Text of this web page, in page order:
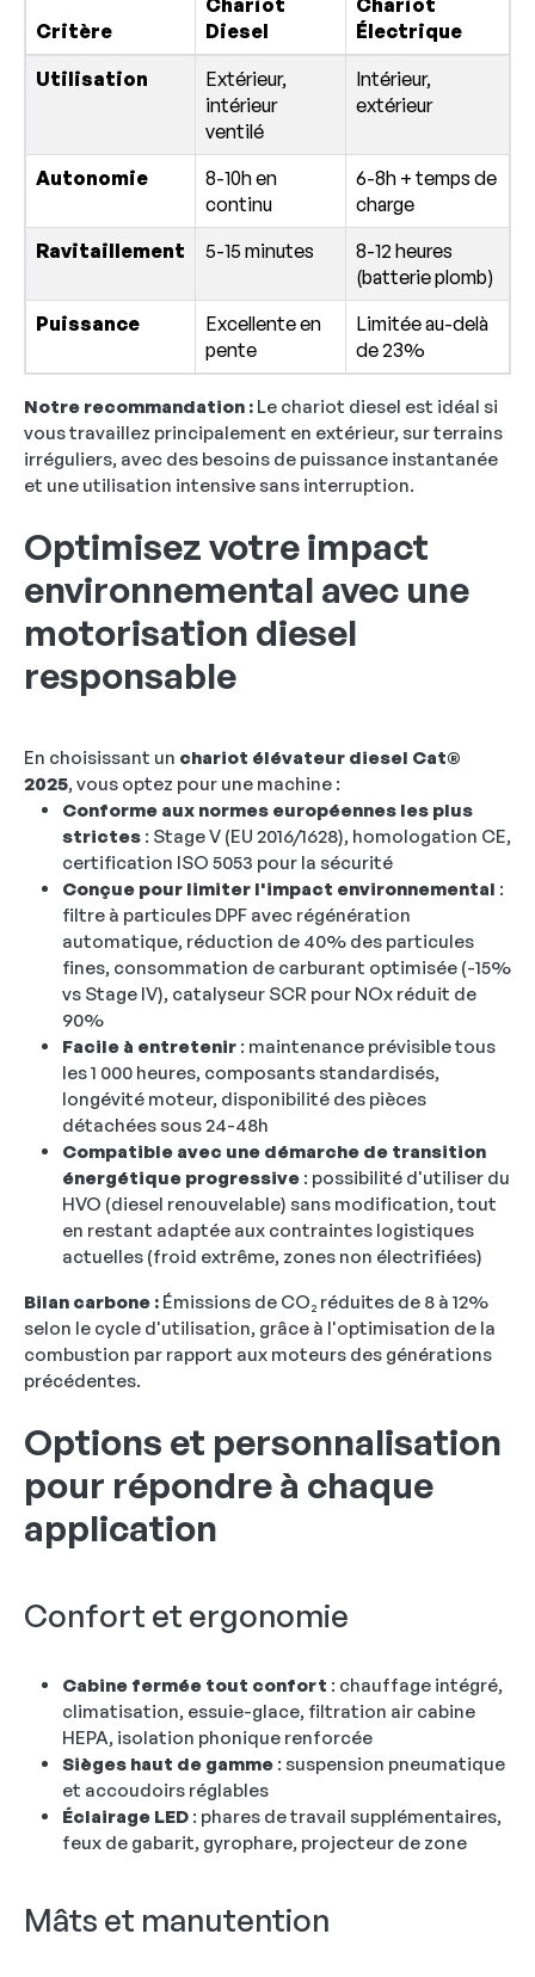
Critère
Chariot
Diesel
Chariot
Électrique
Utilisation
Extérieur,
intérieur
ventilé
Intérieur,
extérieur
Autonomie
8-10h en
continu
6-8h + temps de
charge
Ravitaillement
5-15 minutes
8-12 heures
(batterie plomb)
Puissance
Excellente en
pente
Limitée au-delà
de 23%
Notre recommandation : Le chariot diesel est idéal si
vous travaillez principalement en extérieur, sur terrains
irréguliers, avec des besoins de puissance instantanée
et une utilisation intensive sans interruption.
Optimisez votre impact
environnemental avec une
motorisation diesel
responsable
En choisissant un chariot élévateur diesel Cat®
2025, vous optez pour une machine :
Conforme aux normes européennes les plus
strictes : Stage V (EU 2016/1628), homologation CE,
certification ISO 5053 pour la sécurité
Conçue pour limiter l'impact environnemental :
filtre à particules DPF avec régénération
automatique, réduction de 40% des particules
fines, consommation de carburant optimisée (-15%
vs Stage IV), catalyseur SCR pour NOx réduit de
90%
Facile à entretenir : maintenance prévisible tous
les 1 000 heures, composants standardisés,
longévité moteur, disponibilité des pièces
détachées sous 24-48h
Compatible avec une démarche de transition
énergétique progressive : possibilité d'utiliser du
HVO (diesel renouvelable) sans modification, tout
en restant adaptée aux contraintes logistiques
actuelles (froid extrême, zones non électrifiées)
Bilan carbone : Émissions de CO₂ réduites de 8 à 12%
selon le cycle d'utilisation, grâce à l'optimisation de la
combustion par rapport aux moteurs des générations
précédentes.
Options et personnalisation
pour répondre à chaque
application
Confort et ergonomie
Cabine fermée tout confort : chauffage intégré,
climatisation, essuie-glace, filtration air cabine
HEPA, isolation phonique renforcée
Sièges haut de gamme : suspension pneumatique
et accoudoirs réglables
Éclairage LED : phares de travail supplémentaires,
feux de gabarit, gyrophare, projecteur de zone
Mâts et manutention